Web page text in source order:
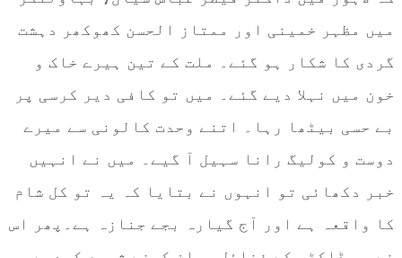
میں مظہر خمینی اور ممتاز الحسن کھوکھر دہشت
گردی کا شکار ہو گئے۔ ملت کے تین ہیرے خاک و
خون میں نہلا دیے گئے۔ میں تو کافی دیر کرسی پر
بے حسی بیٹھا رہا۔ اتنے وحدت کالونی سے میرے
دوست و کولیگ رانا سہیل آ گیے۔ میں نے انہیں
خبر دکھائی تو انہوں نے بتایا کہ یہ تو کل شام
کا واقعہ ہے اور آج گیارہ بجے جنازہ ہے۔پھر اس